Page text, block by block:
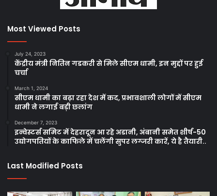
Most Viewed Posts
July 24, 2023
केंद्रीय मंत्री नितिन गडकरी से मिले सीएम धामी, इन मुद्दों पर हुई
चर्चा
March 1, 2024
सीएम धामी का बढ़ा रहा देश में कद, प्रभावशाली लोगों में सीएम
धामी ने लगाई बड़ी छलांग
December 7, 2023
इन्वेस्टर्स समिट में देहरादून आ रहे अडानी, अंबानी समेत शीर्ष-50
उद्योगपतियों के काफिले में चलेंगी सुपर लग्जरी कारें, ये है तैयारी..
Last Modified Posts